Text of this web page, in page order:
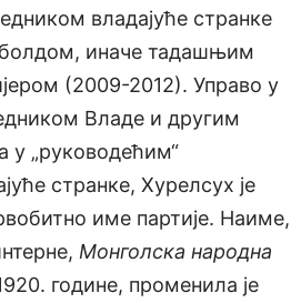
владајуће странке
иначе тадашњим
(2009-2012). Управо у
Владе и другим
„руководећим“
странке, Хурелсух је
име партије. Наиме,
Монголска народна
године, променила је